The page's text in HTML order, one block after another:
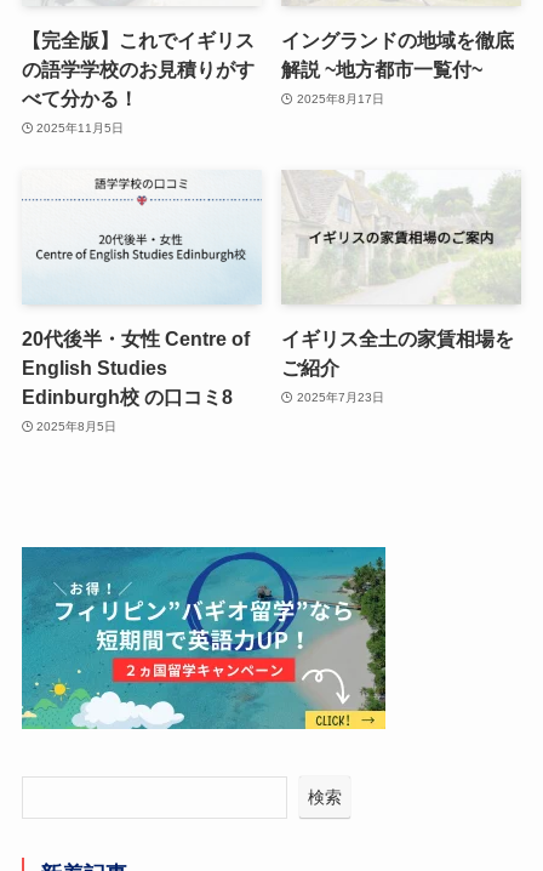
【完全版】これでイギリス
の語学学校のお見積りがす
べて分かる！
2025年11月5日
イングランドの地域を徹底
解説 ~地方都市一覧付~
2025年8月17日
20代後半・女性 Centre of
English Studies
Edinburgh校 の口コミ8
2025年8月5日
イギリス全土の家賃相場を
ご紹介
2025年7月23日
検索